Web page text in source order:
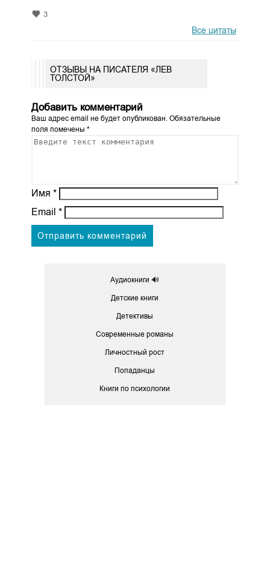
3
Все цитаты
ОТЗЫВЫ НА ПИСАТЕЛЯ «ЛЕВ
ТОЛСТОЙ»
Добавить комментарий
Ваш адрес email не будет опубликован.Обязательные
поля помечены *
Имя *
Email *
Аудиокниги 🔊
Детские книги
Детективы
Современные романы
Личностный рост
Попаданцы
Книги по психологии